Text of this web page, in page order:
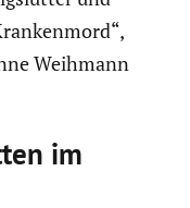
Weihmann
im